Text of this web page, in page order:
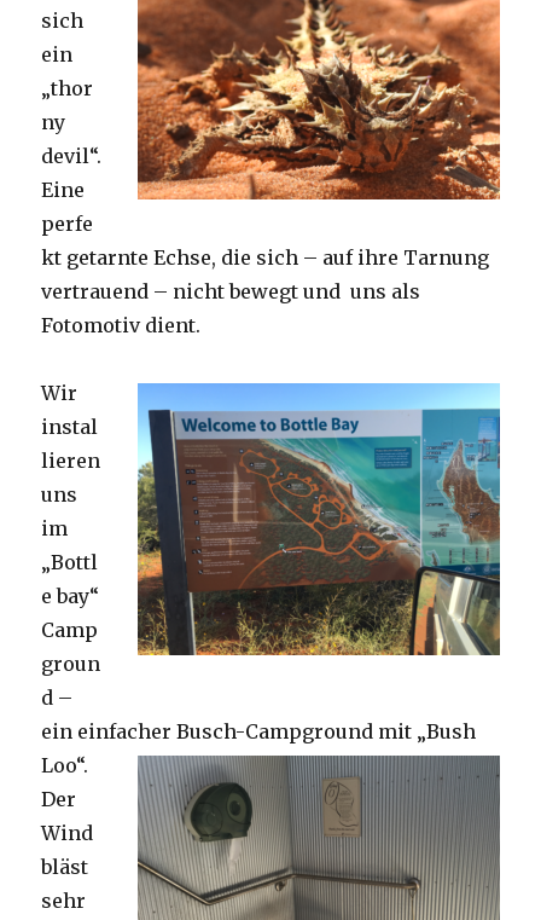
sich
ein
„thor
ny
devil“.
Eine
perfe
kt getarnte Echse, die sich – auf ihre Tarnung
vertrauend – nicht bewegt und uns als
Fotomotiv dient.
Wir
instal
lieren
uns
im
„Bottl
e bay“
Camp
groun
d –
ein einfacher Busch-Campground mit „Bush
Loo“.
Der
Wind
bläst
sehr